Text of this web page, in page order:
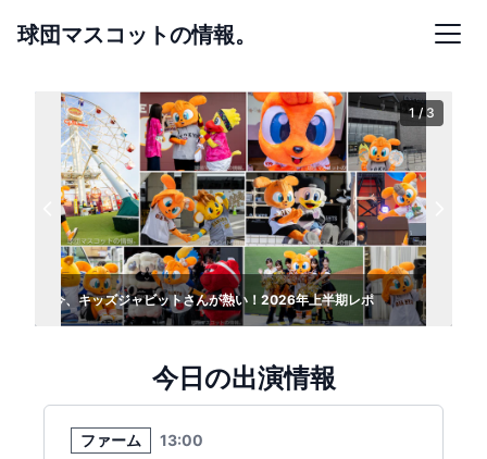
球団マスコットの情報。
今、キッズジャビットさんが熱い！2026年上半期レポ
1 / 3
今日の出演情報
ファーム 13:00